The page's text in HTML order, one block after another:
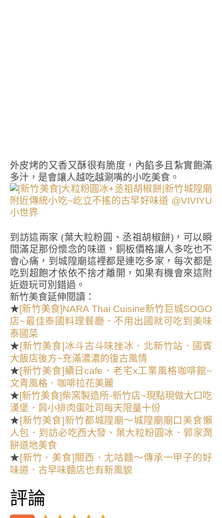
外皮烤的又香又酥很有脆度，內餡多且紮實飽滿
多汁，是會讓人越吃越涮嘴的小吃美食。
到訪這兩家 (葉大粒粉圓、丞祖胡椒餅)，可以瞬
間滿足那份懷念的味道，銅板價格讓人多吃也不
會心痛，到城隍廟這裡都是連吃多家，每次都是
吃到超飽才依依不捨才離開，如果有機會來這附
近遊玩可別錯過。
新竹美食延伸閱讀：
★[新竹美食]NARA Thai Cuisine新竹巨城SOGO
店~最佳泰國料理餐廳．不用出國就可吃到美味
泰國菜
★ [新竹美食]冰斗古斗味挫冰．北新竹站．國賓
大飯店後方~充滿濃濃的復古風情
★ [新竹美食]續日cafe．老宅x工業風格咖啡館~
文青風格．咖啡拉花美麗
★[新竹美食]柴窯製造所-新竹店~現點現做大口吃
漢堡．肩小排肉蛋吐司每天限量十份
★ [新竹美食]新竹都城隍廟～城隍廟廟口美食懶
人包．到訪必吃西大發、葉大粒粉圓冰．郭家潤
餅道地美食
★ [新竹．美食]關西．尢咕麵～傳承一甲子的好
味道．古早味麵店也有新風貌
評論